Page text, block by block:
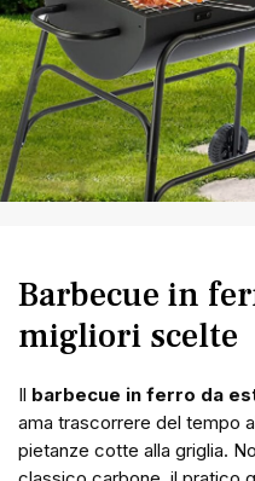
Barbecue in
migliori scelte
Il barbecue in ferro da
ama trascorrere del tempo
pietanze cotte alla griglia.